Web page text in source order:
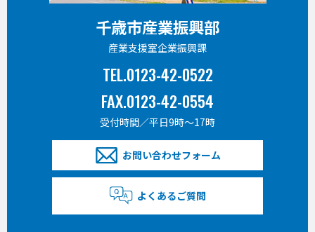
千歳市産業振興部
産業支援室企業振興課
TEL.0123-42-0522
FAX.0123-42-0554
受付時間／平日9時〜17時
お問い合わせフォーム
よくあるご質問